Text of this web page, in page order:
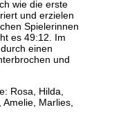
wie die erste
und erzielen
Spielerinnen
es 49:12. Im
einen
und
Rosa, Hilda,
Marlies,